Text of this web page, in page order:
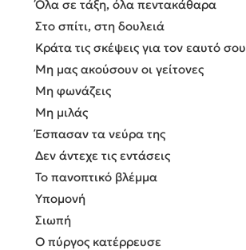
Όλα σε τάξη, όλα πεντακάθαρα
Στο σπίτι, στη δουλειά
Κράτα τις σκέψεις για τον εαυτό σου
Μη μας ακούσουν οι γείτονες
Μη φωνάζεις
Μη μιλάς
Έσπασαν τα νεύρα της
Δεν άντεχε τις εντάσεις
Το πανοπτικό βλέμμα
Υπομονή
Σιωπή
Ο πύργος κατέρρευσε